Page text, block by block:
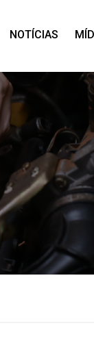
NOTÍCIAS